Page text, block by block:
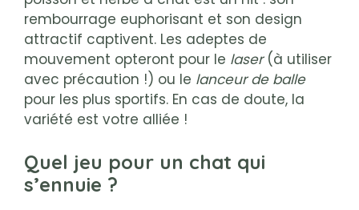
rembourrage euphorisant et son design
attractif captivent. Les adeptes de
mouvement opteront pour le laser(à utiliser
avec précaution !) ou le lanceur de balle
pour les plus sportifs. En cas de doute, la
variété est votre alliée !
Quel jeu pour un chat qui
s’ennuie ?